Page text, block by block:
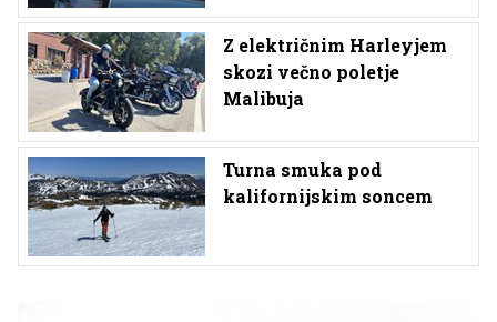
Z električnim Harleyjem
skozi večno poletje
Malibuja
Turna smuka pod
kalifornijskim soncem